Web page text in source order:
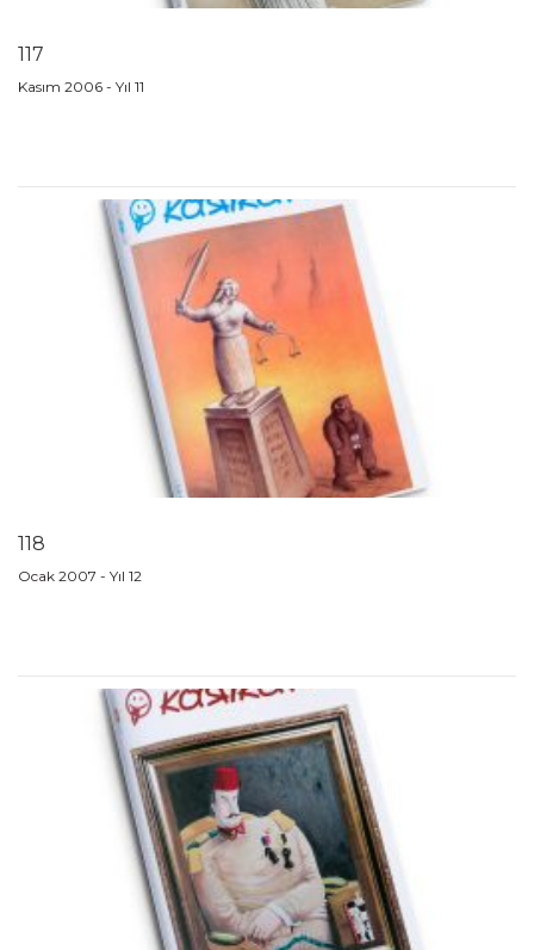
117
Kasım 2006 - Yıl 11
118
Ocak 2007 - Yıl 12